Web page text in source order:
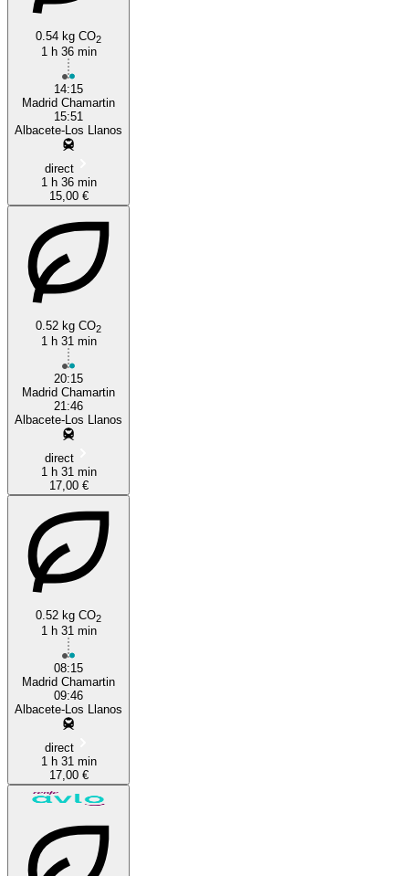
0.54 kg CO2
1 h 36 min
14:15
Madrid Chamartin
15:51
Albacete-Los Llanos
direct
1 h 36 min
15,00 €
0.52 kg CO2
1 h 31 min
20:15
Madrid Chamartin
21:46
Albacete-Los Llanos
direct
1 h 31 min
17,00 €
0.52 kg CO2
1 h 31 min
08:15
Madrid Chamartin
09:46
Albacete-Los Llanos
direct
1 h 31 min
17,00 €